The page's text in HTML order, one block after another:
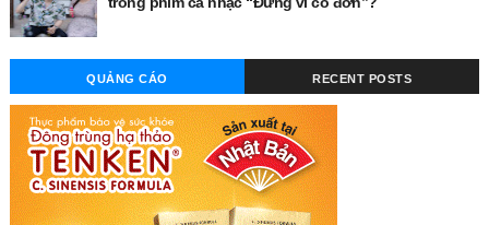
QUẢNG CÁO RECENT POSTS